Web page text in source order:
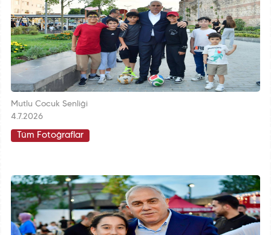
Mutlu Çocuk Şenliği
4.7.2026
Tüm Fotoğraflar